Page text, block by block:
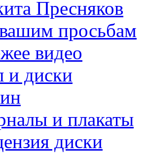
Пресняков
просьбам
видео
и диски
и плакаты
диски